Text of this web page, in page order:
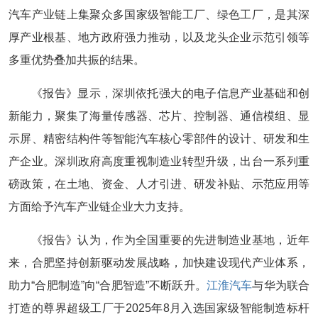
汽车产业链上集聚众多国家级智能工厂、绿色工厂，是其深
厚产业根基、地方政府强力推动，以及龙头企业示范引领等
多重优势叠加共振的结果。
《报告》显示，深圳依托强大的电子信息产业基础和创
新能力，聚集了海量传感器、芯片、控制器、通信模组、显
示屏、精密结构件等智能汽车核心零部件的设计、研发和生
产企业。深圳政府高度重视制造业转型升级，出台一系列重
磅政策，在土地、资金、人才引进、研发补贴、示范应用等
方面给予汽车产业链企业大力支持。
《报告》认为，作为全国重要的先进制造业基地，近年
来，合肥坚持创新驱动发展战略，加快建设现代产业体系，
助力“合肥制造”向“合肥智造”不断跃升。 江淮汽车与华为联合
打造的尊界超级工厂于2025年8月入选国家级智能制造标杆